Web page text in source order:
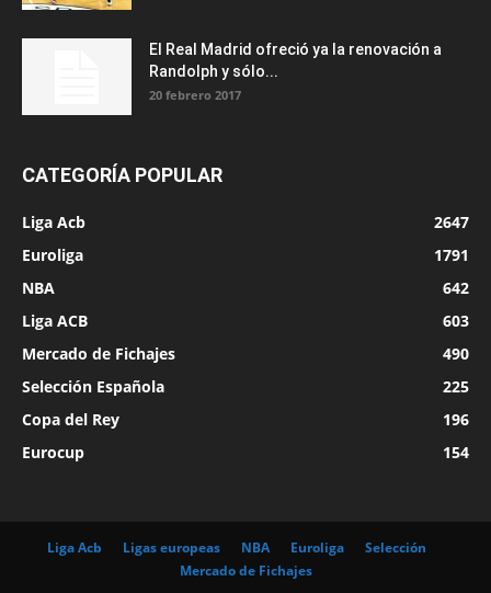
El Real Madrid ofreció ya la renovación a
Randolph y sólo...
20 febrero 2017
CATEGORÍA POPULAR
Liga Acb
2647
Euroliga
1791
NBA
642
Liga ACB
603
Mercado de Fichajes
490
Selección Española
225
Copa del Rey
196
Eurocup
154
Liga Acb Ligas europeas NBA Euroliga
Selección
Mercado de Fichajes